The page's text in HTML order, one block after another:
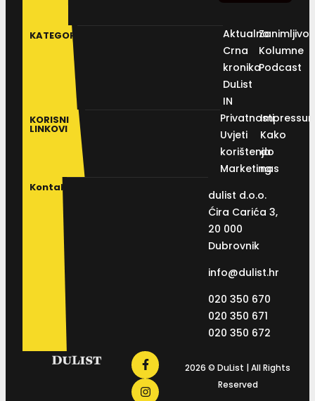
KATEGORIJE
Aktualno
Crna
kronika
DuList
IN
Kolumne
Podcast
KORISNI
LINKOVI
Privatnosti
Uvjeti
korištenja
Marketing
Kako
do
nas
Kontakt
dulist d.o.o.
Ćira Carića 3,
20 000
Dubrovnik
info@dulist.hr
020 350 670
020 350 671
020 350 672
2026 © DuList | All Rights
Reserved